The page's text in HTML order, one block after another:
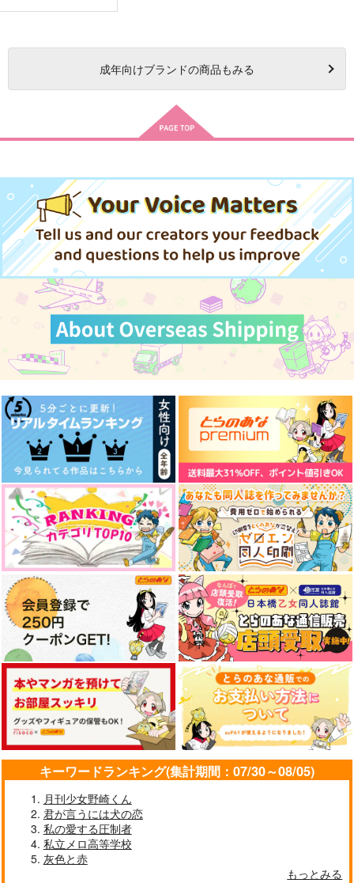
成年向けブランドの商品もみる
キーワードランキング(集計期間：07/30～08/05)
月刊少女野崎くん
君が言うには犬の恋
私の愛する圧制者
私立メロ高等学校
灰色と赤
もっとみる